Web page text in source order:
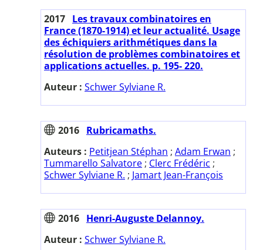
2017 Les travaux combinatoires en
France (1870-1914) et leur actualité. Usage
des échiquiers arithmétiques dans la
résolution de problèmes combinatoires et
applications actuelles. p. 195- 220.
Auteur : Schwer Sylviane R.
2016 Rubricamaths.
Auteurs : Petitjean Stéphan ; Adam Erwan ;
Tummarello Salvatore ; Clerc Frédéric ;
Schwer Sylviane R. ; Jamart Jean-François
2016 Henri-Auguste Delannoy.
Auteur : Schwer Sylviane R.